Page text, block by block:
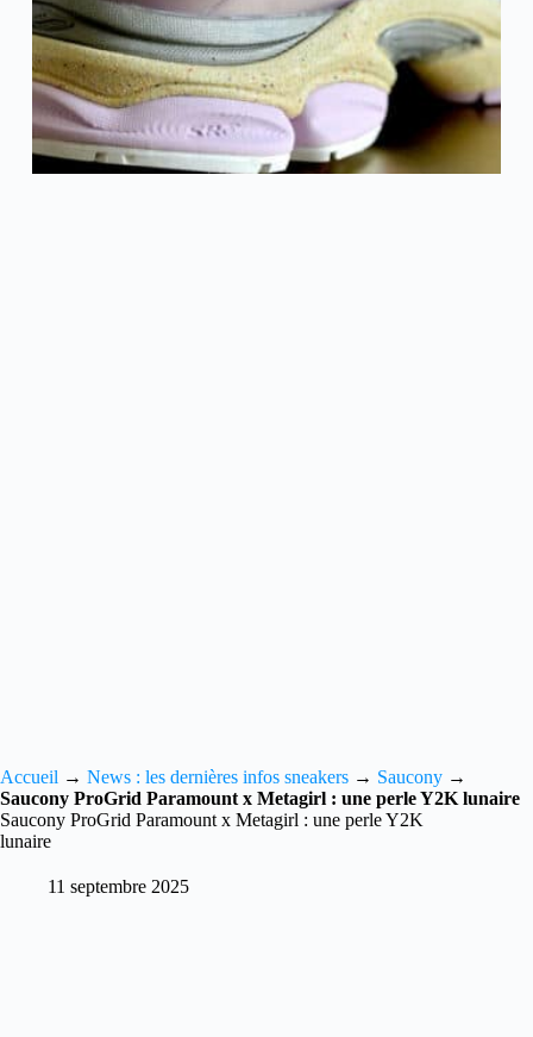
Accueil → News : les dernières infos sneakers → Saucony →
Saucony ProGrid Paramount x Metagirl : une perle Y2K lunaire
Saucony ProGrid Paramount x Metagirl : une perle Y2K
lunaire
11 septembre 2025